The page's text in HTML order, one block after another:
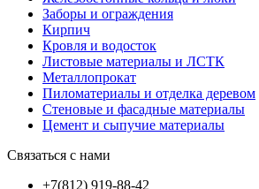
Заборы и ограждения
Кирпич
Кровля и водосток
Листовые материалы и ЛСТК
Металлопрокат
Пиломатериалы и отделка деревом
Стеновые и фасадные материалы
Цемент и сыпучие материалы
Связаться с нами
+7(812) 919-88-42